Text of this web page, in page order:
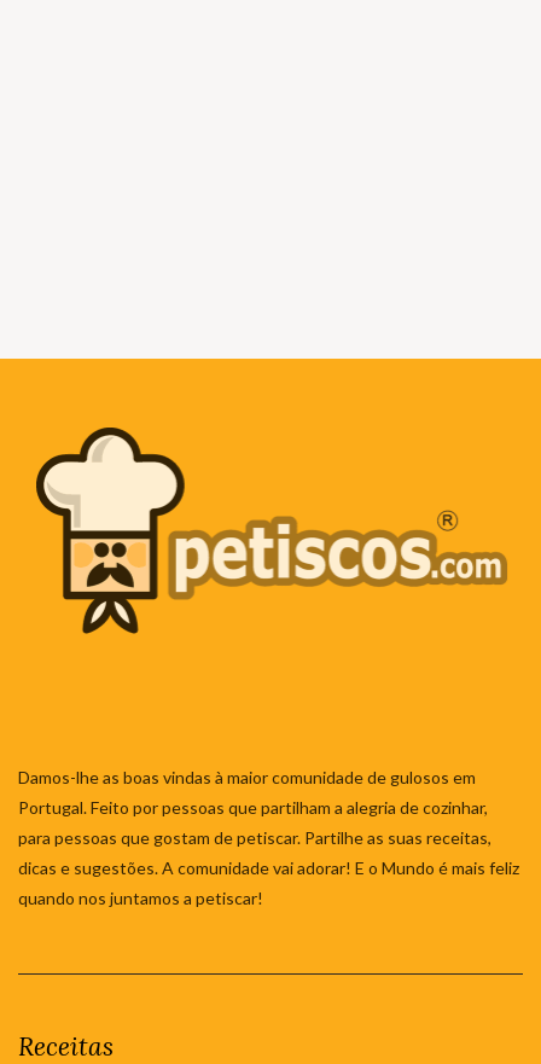
Damos-lhe as boas vindas à maior comunidade de gulosos em
Portugal. Feito por pessoas que partilham a alegria de cozinhar,
para pessoas que gostam de petiscar. Partilhe as suas receitas,
dicas e sugestões. A comunidade vai adorar! E o Mundo é mais feliz
quando nos juntamos a petiscar!
Receitas